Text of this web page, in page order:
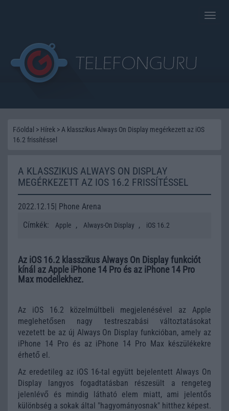
Toggle
Főoldal > Hírek > A klasszikus Always On Display megérkezett az iOS
16.2 frissítéssel
A KLASSZIKUS ALWAYS ON DISPLAY
MEGÉRKEZETT AZ IOS 16.2 FRISSÍTÉSSEL
2022.12.15| Phone Arena
Címkék:
Apple , Always-On Display , iOS 16.2
Az iOS 16.2 klasszikus Always On Display funkciót
kínál az Apple iPhone 14 Pro és az iPhone 14 Pro
Max modellekhez.
Az iOS 16.2 közelmúltbeli megjelenésével az Apple
meglehetősen nagy testreszabási változtatásokat
vezetett be az új Always On Display funkcióban, amely az
iPhone 14 Pro és az iPhone 14 Pro Max készülékekre
érhető el.
Az eredetileg az iOS 16-tal együtt bejelentett Always On
Display langyos fogadtatásban részesült a rengeteg
jelenlévő és mindig látható elem miatt, ami jelentős
különbség a sokak által "hagyományosnak" hitthez képest.